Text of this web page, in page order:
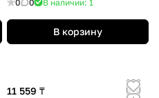
0 0 В наличии: 1
В корзину
11 559 ₸